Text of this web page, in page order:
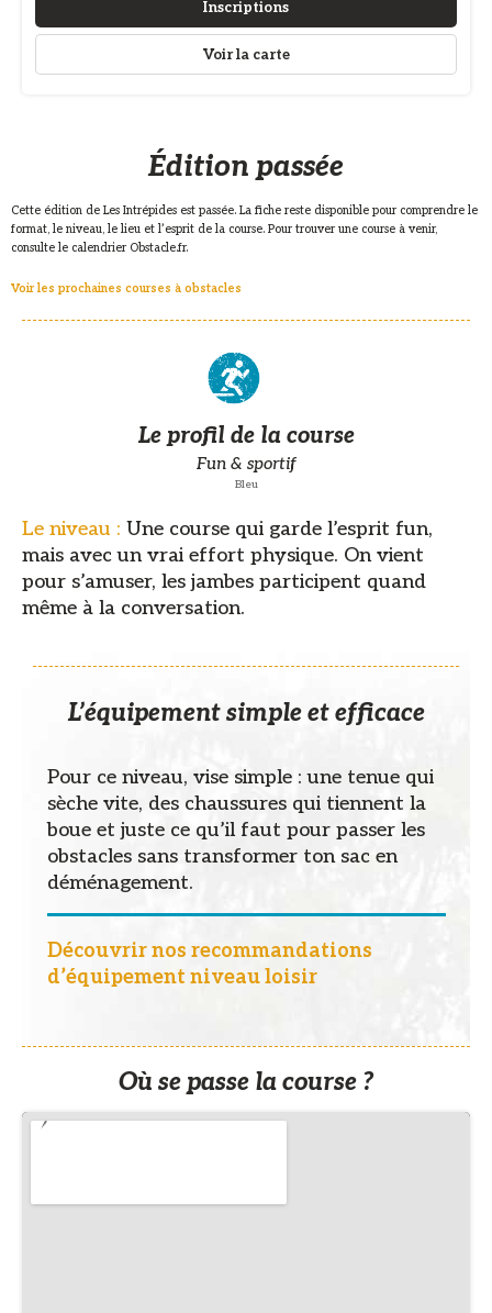
Inscriptions
Voir la carte
Édition passée
Cette édition de Les Intrépides est passée. La fiche reste disponible pour comprendre le
format, le niveau, le lieu et l’esprit de la course. Pour trouver une course à venir,
consulte le calendrier Obstacle.fr.
Voir les prochaines courses à obstacles
Le profil de la course
Fun & sportif
Bleu
Le niveau : Une course qui garde l’esprit fun,
mais avec un vrai effort physique. On vient
pour s’amuser, les jambes participent quand
même à la conversation.
L’équipement simple et efficace
Pour ce niveau, vise simple : une tenue qui
sèche vite, des chaussures qui tiennent la
boue et juste ce qu’il faut pour passer les
obstacles sans transformer ton sac en
déménagement.
Découvrir nos recommandations
d’équipement niveau loisir
Où se passe la course ?